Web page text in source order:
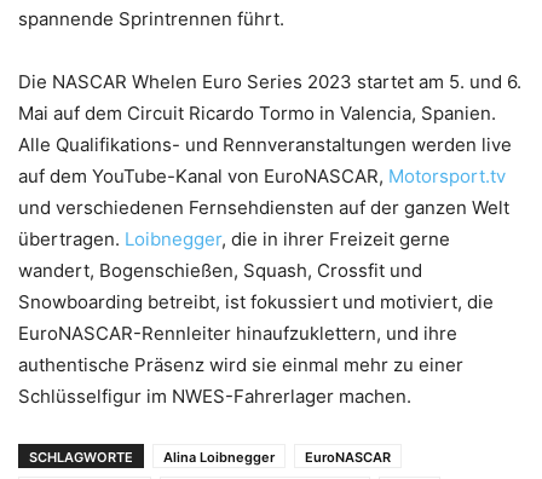
spannende Sprintrennen führt.
Die NASCAR Whelen Euro Series 2023 startet am 5. und 6.
Mai auf dem Circuit Ricardo Tormo in Valencia, Spanien.
Alle Qualifikations- und Rennveranstaltungen werden live
auf dem YouTube-Kanal von EuroNASCAR, Motorsport.tv
und verschiedenen Fernsehdiensten auf der ganzen Welt
übertragen. Loibnegger, die in ihrer Freizeit gerne
wandert, Bogenschießen, Squash, Crossfit und
Snowboarding betreibt, ist fokussiert und motiviert, die
EuroNASCAR-Rennleiter hinaufzuklettern, und ihre
authentische Präsenz wird sie einmal mehr zu einer
Schlüsselfigur im NWES-Fahrerlager machen.
SCHLAGWORTE Alina Loibnegger
EuroNASCAR